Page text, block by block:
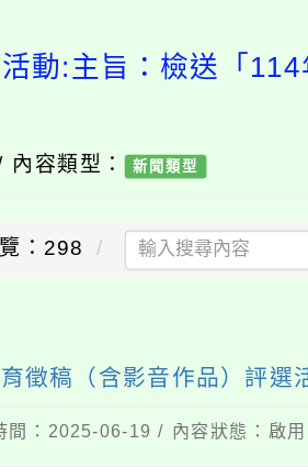
動:主旨：檢送「
容類型： 新聞類型
：298
徵稿（含影音作品）評選
：2025-06-19 / 內容狀態：啟用